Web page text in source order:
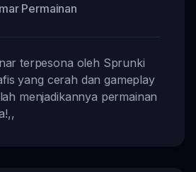
Permainan
terpesona oleh Sprunki
yang cerah dan gameplay
menjadikannya permainan
,,